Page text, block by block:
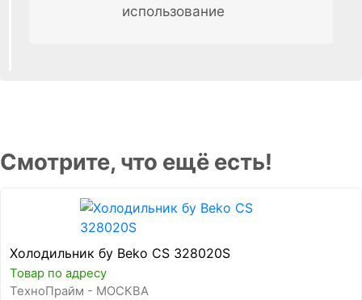
использование
Смотрите, что ещё есть!
Холодильник бу Beko CS 328020S
Товар по адресу
ТехноПрайм - МОСКВА